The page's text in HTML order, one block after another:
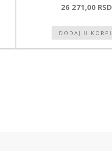
26 271,00 RSD